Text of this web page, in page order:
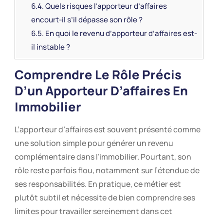
6.4.Quels risques l’apporteur d’affaires
encourt-il s’il dépasse son rôle ?
6.5. En quoi le revenu d’apporteur d’affaires est-
il instable ?
Comprendre Le Rôle Précis
D’un Apporteur D’affaires En
Immobilier
L’apporteur d’affaires est souvent présenté comme
une solution simple pour générer un revenu
complémentaire dans l’immobilier. Pourtant, son
rôle reste parfois flou, notamment sur l’étendue de
ses responsabilités. En pratique, ce métier est
plutôt subtil et nécessite de bien comprendre ses
limites pour travailler sereinement dans cet